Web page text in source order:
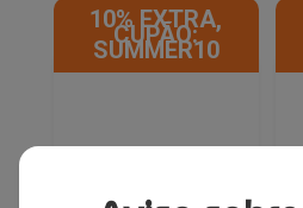
10% EXTRA,
CUPÃO:
SUMMER10